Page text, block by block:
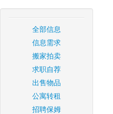
全部信息
信息需求
搬家拍卖
求职自荐
出售物品
公寓转租
招聘保姆